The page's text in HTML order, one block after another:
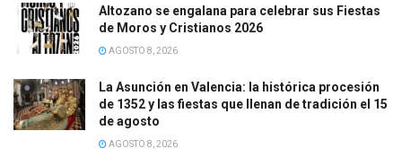
Altozano se engalana para celebrar sus Fiestas
de Moros y Cristianos 2026
AGOSTO 8, 2026
La Asunción en Valencia: la histórica procesión
de 1352 y las fiestas que llenan de tradición el 15
de agosto
AGOSTO 8, 2026